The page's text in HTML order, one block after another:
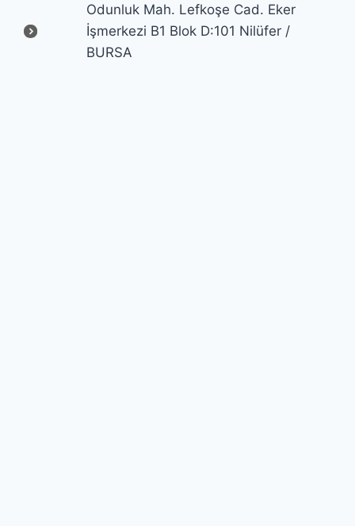
Odunluk Mah. Lefkoşe Cad. Eker
İşmerkezi B1 Blok D:101 Nilüfer /
BURSA